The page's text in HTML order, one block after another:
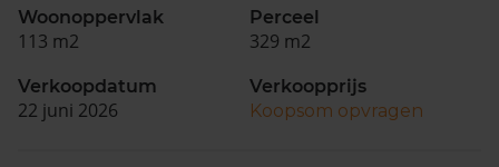
Woonoppervlak
113 m2
Perceel
329 m2
Verkoopdatum
22 juni 2026
Verkoopprijs
Koopsom opvragen